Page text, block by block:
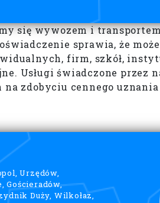
się wywozem i
sprawia, że
firm, szkół,
Usługi świadczone
zdobyciu cennego
Urzędów,
Gościeradów,
Duży, Wilkołaz,